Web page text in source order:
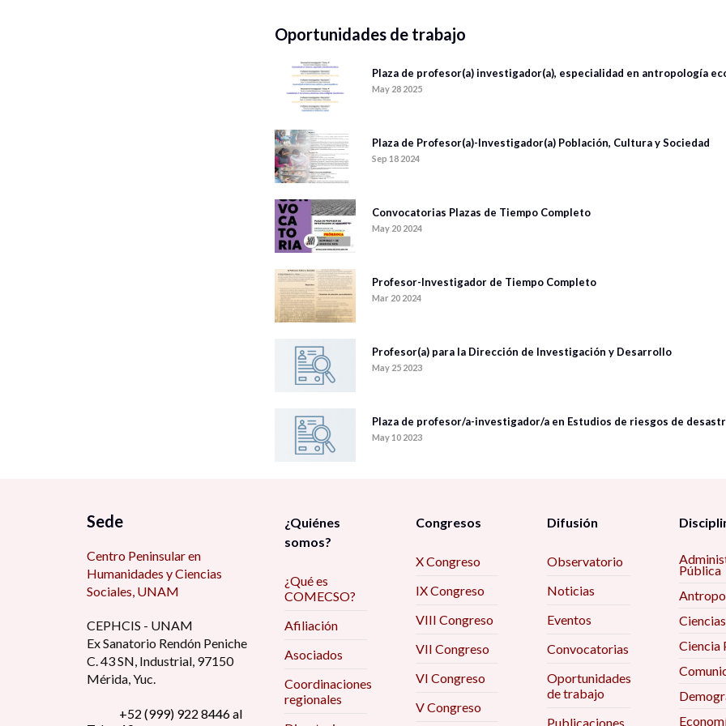
Oportunidades de trabajo
Plaza de profesor(a) investigador(a), especialidad en antropología
May 28 2025
Plaza de Profesor(a)-Investigador(a) Población, Cultura y Sociedad
Sep 18 2024
Convocatorias Plazas de Tiempo Completo
May 20 2024
Profesor-Investigador de Tiempo Completo
Mar 20 2024
Profesor(a) para la Dirección de Investigación y Desarrollo
May 25 2023
Plaza de profesor/a-investigador/a en Estudios de riesgos de
May 10 2023
Sede
Centro Peninsular en
Humanidades y Ciencias
Sociales, UNAM
CEPHCIS - UNAM
Ex Sanatorio Rendón Peniche
C. 43 SN, Industrial, 97150
Mérida, Yuc.
+52 (999) 922 8446 al
¿Quiénes
somos?
¿Qué es
COMECSO?
Afiliación
Asociados
Coordinaciones
regionales
Congresos
X Congreso
IX Congreso
VIII Congreso
VII Congreso
VI Congreso
V Congreso
Difusión
Observatorio
Noticias
Eventos
Convocatorias
Oportunidades
de trabajo
Publicaciones
Pública
Ciencia